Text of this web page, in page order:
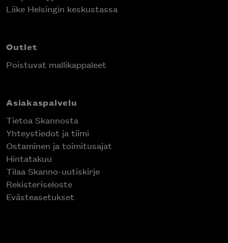
Liike Helsingin keskustassa
Outlet
Poistuvat mallikappaleet
Asiakaspalvelu
Tietoa Skannosta
Yhteystiedot ja tiimi
Ostaminen ja toimitusajat
Hintatakuu
Tilaa Skanno-uutiskirje
Rekisteriseloste
Evästeasetukset